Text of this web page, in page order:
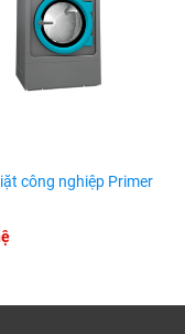
công nghiệp Primer